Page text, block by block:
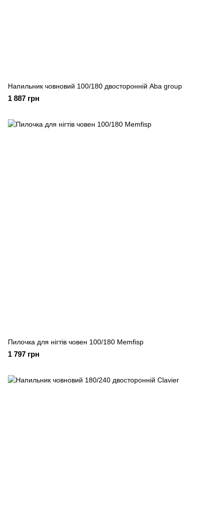
Напильник човновий 100/180 двосторонній Aba group
1 887 грн
Пилочка для нігтів човен 100/180 Memfisp
1 797 грн